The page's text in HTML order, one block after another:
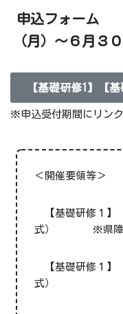
申込フォーム
（月）～６月３
【基礎研修1】【
※申込受付期間にリンク
＜開催要領等＞
【基礎研修１】
式）
※県障
【基礎研修１】
式）